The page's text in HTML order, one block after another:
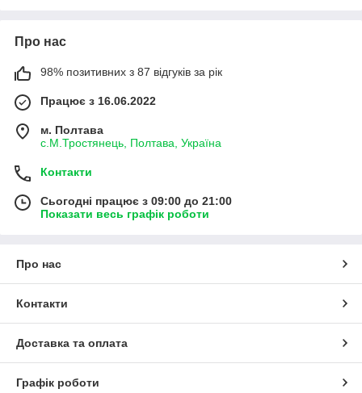
Про нас
98% позитивних з 87 відгуків за рік
Працює з 16.06.2022
м. Полтава
с.М.Тростянець, Полтава, Україна
Контакти
Сьогодні працює з 09:00 до 21:00
Показати весь графік роботи
Про нас
Контакти
Доставка та оплата
Графік роботи